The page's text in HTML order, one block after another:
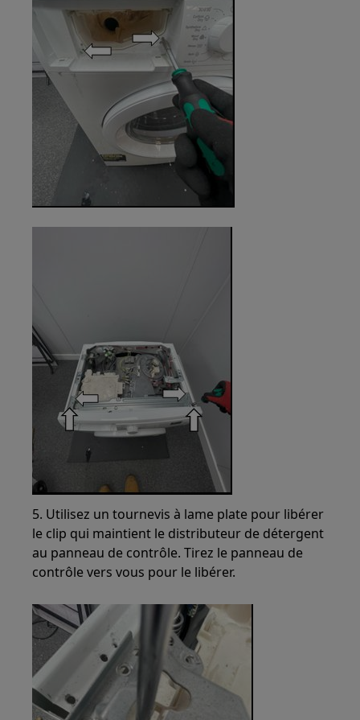
5. Utilisez un tournevis à lame plate pour libérer
le clip qui maintient le distributeur de détergent
au panneau de contrôle. Tirez le panneau de
contrôle vers vous pour le libérer.